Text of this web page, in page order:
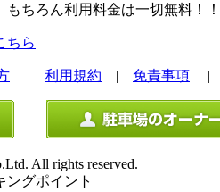
ちろん利用料金は一切無料！！
ちら
| 利用規約 | 免責事項 |
All rights reserved.
ングポイント